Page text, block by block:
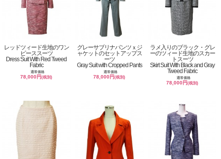
レッドツィード生地のワン
ピーススーツ
Dress Suit With Red Tweed
Fabric
通常価格
78,000円(税別)
グレーサブリナパンツｘジ
ャケットのセットアップス
ーツ
Gray Suit with Cropped Pants
通常価格
78,000円(税別)
ラメ入りのブラック・グレ
ーのツィード生地のスカー
トスーツ
Skirt Suit With Black and Gray
Tweed Fabric
通常価格
78,000円(税別)